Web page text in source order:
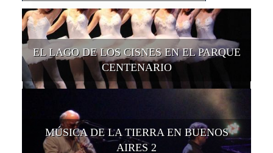
EL LAGO DE LOS CISNES EN EL PARQUE
CENTENARIO
MÚSICA DE LA TIERRA EN BUENOS
AIRES 2